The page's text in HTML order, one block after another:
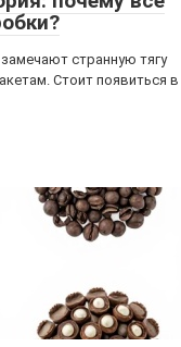
странную тягу
Стоит появиться в